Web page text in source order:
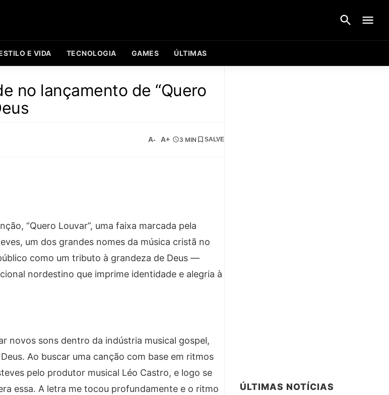
E VIDA TECNOLOGIA GAMES ÚLTIMAS
no lançamento de “Quero
A- A+ 3 MIN SALVE
“Quero Louvar”, uma faixa marcada pela
um dos grandes nomes da música cristã no
como um tributo à grandeza de Deus —
nordestino que imprime identidade e alegria à
novos sons dentro da indústria musical gospel,
Ao buscar uma canção com base em ritmos
pelo produtor musical Léo Castro, e logo se
essa. A letra me tocou profundamente e o ritmo
ÚLTIMAS NOTÍCIAS